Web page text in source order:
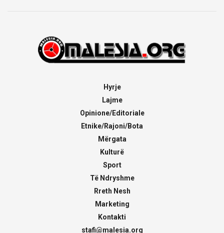
Hyrje
Lajme
Opinione/Editoriale
Etnike/Rajoni/Bota
Mërgata
Kulturë
Sport
Të Ndryshme
Rreth Nesh
Marketing
Kontakti
stafi@malesia.org